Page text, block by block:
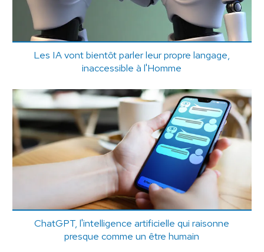
Les IA vont bientôt parler leur propre langage,
inaccessible à l'Homme
ChatGPT, l'intelligence artificielle qui raisonne
presque comme un être humain